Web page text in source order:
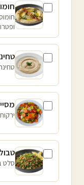
סלט